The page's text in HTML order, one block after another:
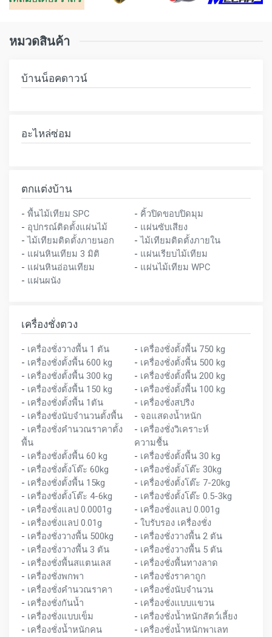
หมวดสินค้า
บ้านน็อคดาวน์
อะไหล่ซ่อม
ตกแต่งบ้าน
- พื้นไม้เทียม SPC - คิ้วปิดขอบปิดมุม
- อุปกรณ์ติดตั้งแผ่นไม้ - แผ่นซับเสียง
-ไม้เทียมติดตั้งภายนอก -ไม้เทียมติดตั้งภายใน
- แผ่นหินเทียม 3 มิติ - แผ่นเรียบไม้เทียม
- แผ่นหินอ่อนเทียม - แผ่นไม้เทียม WPC
- แผ่นผนัง
เครื่องชั่งตวง
- เครื่องชั่งวางพื้น 1 ตัน - เครื่องชั่งตั้งพื้น 750 kg
- เครื่องชั่งตั้งพื้น 600 kg - เครื่องชั่งตั้งพื้น 500 kg
- เครื่องชั่งตั้งพื้น 300 kg - เครื่องชั่งตั้งพื้น 200 kg
- เครื่องชั่งตั้งพื้น 150 kg - เครื่องชั่งตั้งพื้น 100 kg
- เครื่องชั่งตั้งพื้น 1ตัน - เครื่องชั่งสปริง
- เครื่องชั่งนับจำนวนตั้งพื้น - จอแสดงน้ำหนัก
- เครื่องชั่งคำนวณราคาตั้ง
พื้น
- เครื่องชั่งวิเคราะห์
ความชื้น
- เครื่องชั่งตั้งพื้น 60 kg - เครื่องชั่งตั้งพื้น 30 kg
- เครื่องชั่งตั้งโต๊ะ 60kg - เครื่องชั่งตั้งโต๊ะ 30kg
- เครื่องชั่งตั้งพื้น 15kg - เครื่องชั่งตั้งโต๊ะ 7-20kg
- เครื่องชั่งตั้งโต๊ะ 4-6kg - เครื่องชั่งตั้งโต๊ะ 0.5-3kg
- เครื่องชั่งแลป 0.0001g - เครื่องชั่งแลป 0.001g
- เครื่องชั่งแลป 0.01g - ใบรับรอง เครื่องชั่ง
- เครื่องชั่งวางพื้น 500kg - เครื่องชั่งวางพื้น 2 ตัน
- เครื่องชั่งวางพื้น 3 ตัน - เครื่องชั่งวางพื้น 5 ตัน
- เครื่องชั่งพื้นสแตนเลส - เครื่องชั่งพื้นทางลาด
- เครื่องชั่งพกพา - เครื่องชั่งราคาถูก
- เครื่องชั่งคำนวณราคา - เครื่องชั่งนับจำนวน
- เครื่องชั่งกันน้ำ - เครื่องชั่งแบบแขวน
- เครื่องชั่งแบบเข็ม - เครื่องชั่งน้ำหนักสัตว์เลี้ยง
- เครื่องชั่งน้ำหนักคน - เครื่องชั่งน้ำหนักพาเลท